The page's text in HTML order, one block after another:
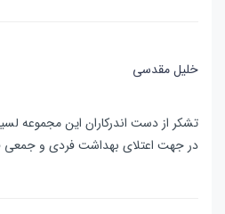
خلیل مقدسی
تشکر از دست اندرکاران این مجموعه
در جهت اعتلای بهداشت فردی و جمعی